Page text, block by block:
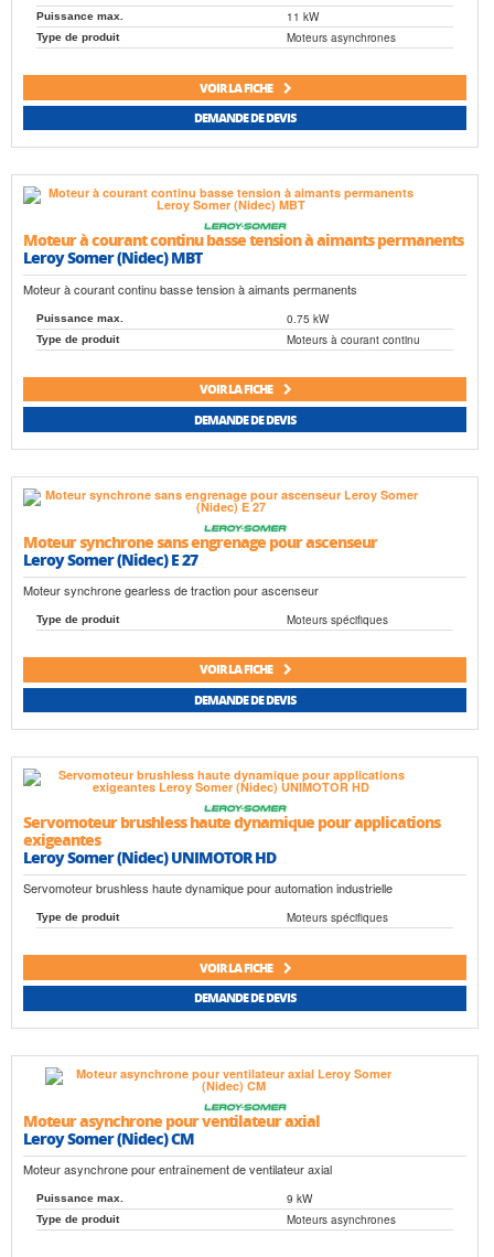
Puissance max. 11 kW
Type de produit Moteurs asynchrones
VOIR LA FICHE
DEMANDE DE DEVIS
Moteur à courant continu basse tension à aimants permanents
Leroy Somer (Nidec) MBT
Moteur à courant continu basse tension à aimants permanents
Puissance max. 0.75 kW
Type de produit Moteurs à courant continu
VOIR LA FICHE
DEMANDE DE DEVIS
Moteur synchrone sans engrenage pour ascenseur
Leroy Somer (Nidec) E 27
Moteur synchrone gearless de traction pour ascenseur
Type de produit Moteurs spécifiques
VOIR LA FICHE
DEMANDE DE DEVIS
Servomoteur brushless haute dynamique pour applications
exigeantes
Leroy Somer (Nidec) UNIMOTOR HD
Servomoteur brushless haute dynamique pour automation industrielle
Type de produit Moteurs spécifiques
VOIR LA FICHE
DEMANDE DE DEVIS
Moteur asynchrone pour ventilateur axial
Leroy Somer (Nidec) CM
Moteur asynchrone pour entraînement de ventilateur axial
Puissance max. 9 kW
Type de produit Moteurs asynchrones